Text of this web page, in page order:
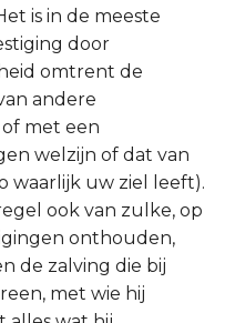
is in de meeste
door
omtrent de
andere
met een
welzijn of dat van
waarlijk uw ziel leeft).
ook van zulke, op
onthouden,
de zalving die bij
met wie hij